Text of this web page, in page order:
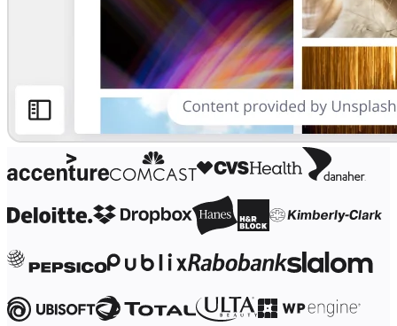
企業規模別
エンタープライズ
中小企業
ベンチャー
業界別
デジタル
専門サービス
製造
小売
金融サービス
製薬とライフサイエンス
チーム別
プロダクト管理
デザインと UX
エンジニアリング